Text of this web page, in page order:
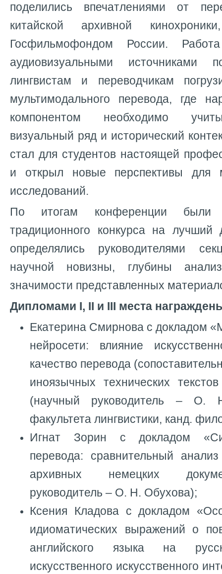
поделились впечатлениями от
китайской архивной
Госфильмофондом России.
аудиовизуальными источниками
лингвистам и переводчикам
мультимодального перевода, где
компонентом необходимо
визуальный ряд и исторический
стал для студентов настоящей
и открыл новые перспективы для
исследований.
По итогам конференции были
традиционного конкурса на лучший
определялись руководителями
научной новизны, глубины
значимости представленных
Дипломами I, II и III места
Екатерина Смирнова с докладом
нейросети: влияние
качество перевода
иноязычных технических
(научный руководитель – О.
факультета лингвистики, канд.
Игнат Зорин с докладом
перевода: сравнительный
архивных немецких
руководитель – О. Н. Обухова);
Ксения Кладова с докладом
идиоматических выражений о
английского языка на
искусственного искусственного